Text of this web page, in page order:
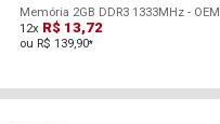
Memória 2GB DDR3 1333MHz - OEM
12x R$ 13,72
ou R$ 139,90*